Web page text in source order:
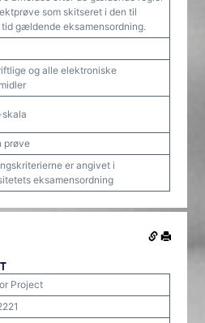
som skitseret i den til
gældende eksamensordning.
og alle elektroniske
prøve
er angivet i
eksamensordning
Project